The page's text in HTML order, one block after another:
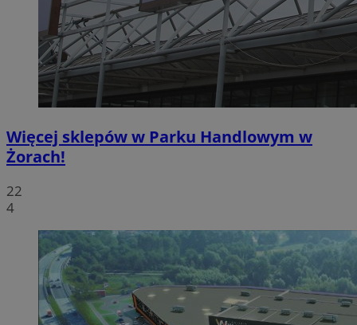
Więcej sklepów w Parku Handlowym w
Żorach!
22
4